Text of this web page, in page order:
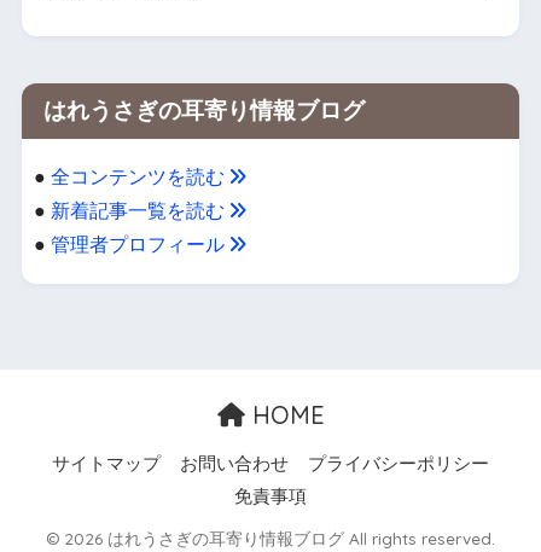
はれうさぎの耳寄り情報ブログ
● 全コンテンツを読む
● 新着記事一覧を読む
● 管理者プロフィール
HOME
サイトマップ お問い合わせ
プライバシーポリシー
免責事項
© 2026 はれうさぎの耳寄り情報ブログ All rights reserved.